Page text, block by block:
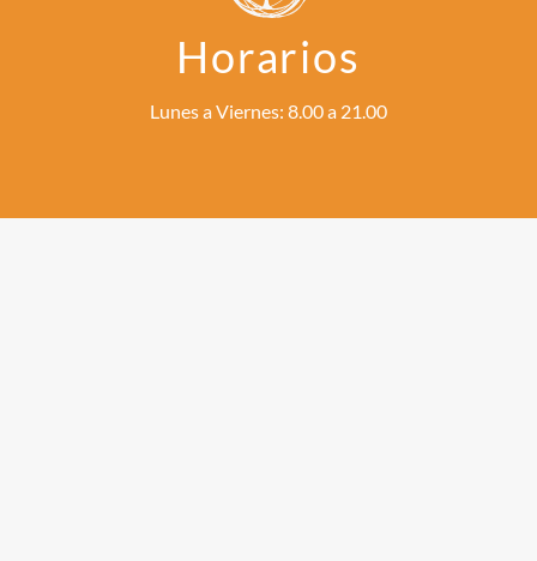
Horarios
Lunes a Viernes: 8.00 a 21.00